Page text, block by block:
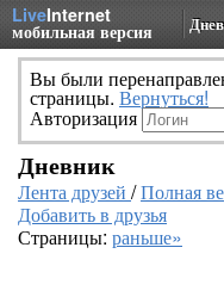
LiveInternet
мобильная версия
Вы были
страницы. Вернуться!
Авторизация
Дневник
Лента друзей /Полная
Добавить в друзья
Страницы: раньше»